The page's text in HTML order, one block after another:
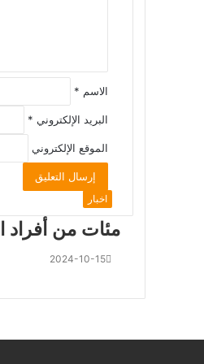
الاسم *
البريد الإلكتروني *
الموقع الإلكتروني
اخبار
مئات من أفراد
2024-10-15